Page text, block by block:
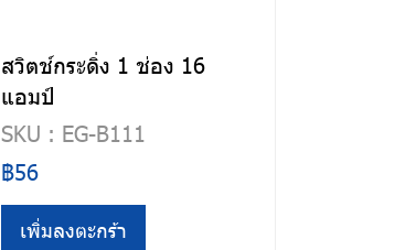
สวิตช์กระดิ่ง 1 ช่อง 16
แอมป์
SKU : EG-B111
฿56
เพิ่มลงตะกร้า